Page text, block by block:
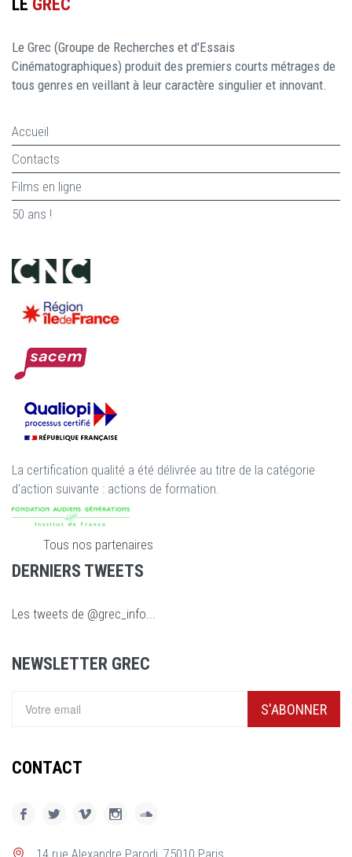
LE GREC
Le Grec (Groupe de Recherches et d'Essais
Cinématographiques) produit des premiers courts métrages de
tous genres en veillant à leur caractère singulier et innovant.
Accueil
Contacts
Films en ligne
50 ans !
La certification qualité a été délivrée au titre de la catégorie
d'action suivante : actions de formation.
Tous nos partenaires
DERNIERS TWEETS
Les tweets de @grec_info...
NEWSLETTER GREC
S'ABONNER
CONTACT